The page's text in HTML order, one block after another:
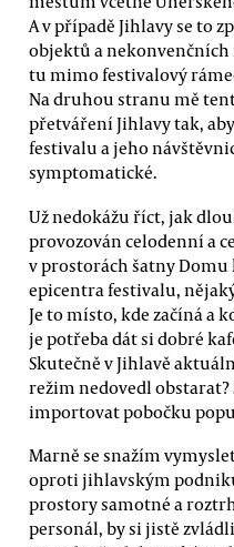
A v případě Jihlavy se to
objektů a nekonvenčních
tu mimo festivalový
Na druhou stranu mě
přetváření Jihlavy tak,
festivalu a jeho
symptomatické.
Už nedokážu říct, jak
provozován celodenní a
v prostorách šatny
epicentra festivalu,
Je to místo, kde začíná a
je potřeba dát si dobré
Skutečně v Jihlavě
režim nedovedl
importovat pobočku
Marně se snažím
oproti jihlavským
prostory samotné a
personál, by si jistě